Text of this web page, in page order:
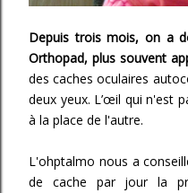
Depuis trois mois, on a
Orthopad, plus souvent
des caches oculaires
deux yeux. L’œil qui n'est
à la place de l'autre.
L'ohptalmo nous a
de cache par jour la